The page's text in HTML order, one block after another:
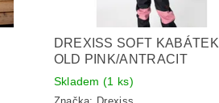
DREXISS SOFT KABÁTEK
OLD PINK/ANTRACIT
Skladem(1 ks)